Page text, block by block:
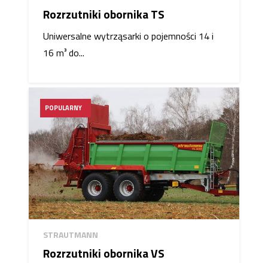
Rozrzutniki obornika TS
Uniwersalne wytrząsarki o pojemności 14 i
16 m³ do...
POPULARNY
STRAUTMANN
Rozrzutniki obornika VS